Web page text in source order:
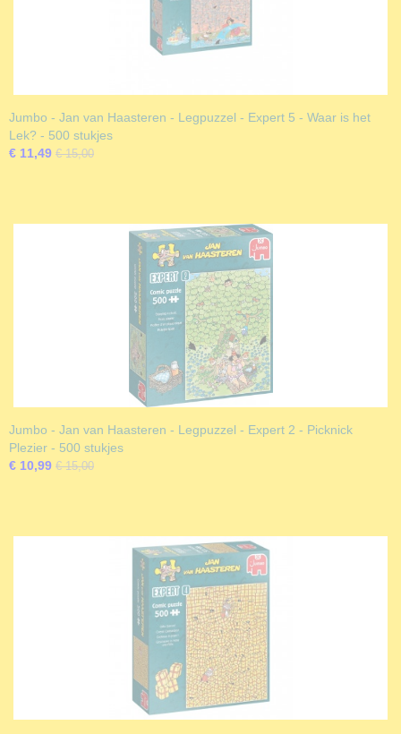
Jumbo - Jan van Haasteren - Legpuzzel - Expert 5 - Waar is het
Lek? - 500 stukjes
€ 11,49 € 15,00
Jumbo - Jan van Haasteren - Legpuzzel - Expert 2 - Picknick
Plezier - 500 stukjes
€ 10,99 € 15,00